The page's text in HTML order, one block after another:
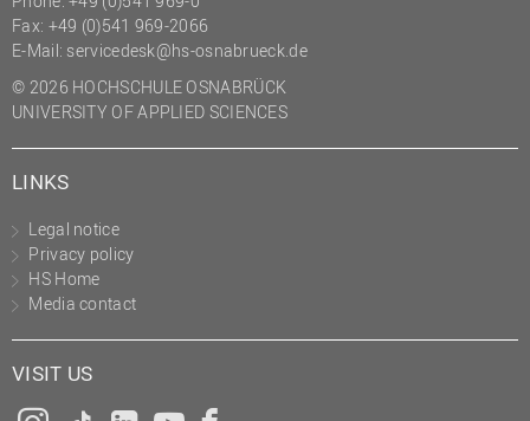
Science to Business GmbH
Studium und Lehre
Transfer- und
Innovationsmanagement
Fax: +49 (0)541 969-2066
E-Mail: servicedesk@hs-osnabrueck.de
© 2026 HOCHSCHULE OSNABRÜCK
UNIVERSITY OF APPLIED SCIENCES
LINKS
Legal notice
Privacy policy
HS Home
Media contact
VISIT US